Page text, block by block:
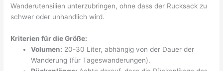
Wanderutensilien unterzubringen, ohne dass der Rucksack zu
schwer oder unhandlich wird.
Kriterien für die Größe:
Volumen: 20-30 Liter, abhängig von der Dauer der
Wanderung (für Tageswanderungen).